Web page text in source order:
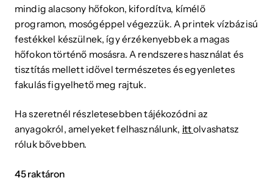
mindig alacsony hőfokon, kifordítva, kímélő
programon, mosógéppel végezzük. A printek vízbázisú
festékkel készülnek, így érzékenyebbek a magas
hőfokon történő mosásra. A rendszeres használat és
tisztítás mellett idővel természetes és egyenletes
fakulás figyelhető meg rajtuk.
Ha szeretnél részletesebben tájékozódni az
anyagokról, amelyeket felhasználunk, ittolvashatsz
róluk bővebben.
45 raktáron